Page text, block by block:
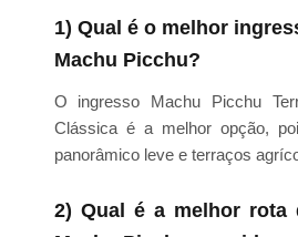
1) Qual é o melhor
Machu Picchu?
O ingresso Machu Picchu
Clássica é a melhor opção,
panorâmico leve e terraços
2) Qual é a melhor rota